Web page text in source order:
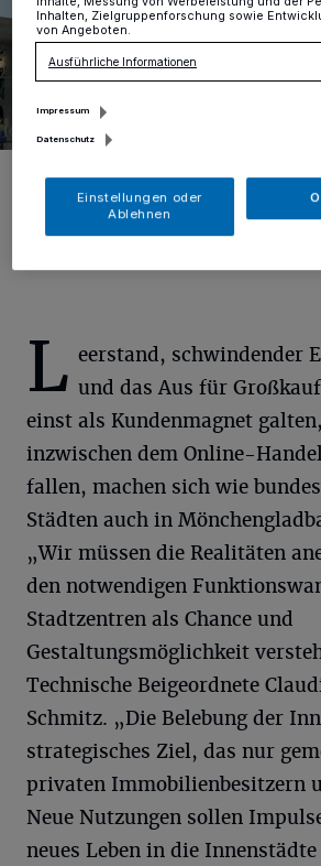
Foto: RBAV/Ulrike Mooz
L eerstand, schwindender
und das Aus für
einst als Kundenmagnet
inzwischen dem Online-
fallen, machen sich wie
Städten auch in
„Wir müssen die Realitäten
den notwendigen
Stadtzentren als Chance und
Gestaltungsmöglichkeit
Technische Beigeordnete
Schmitz. „Die Belebung der
strategisches Ziel, das nur
privaten Immobilienbesitzern
Neue Nutzungen sollen
neues Leben in die
Inhalten, Zielgruppenforschung sowie
von Angeboten.
Ausführliche Informationen
Impressum
Datenschutz
Einstellungen oder
Ablehnen